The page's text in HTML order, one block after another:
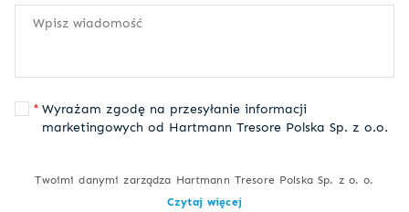
Wyrażam zgodę na przesyłanie informacji
marketingowych od Hartmann Tresore Polska Sp. z o.o.
Twoimi danymi zarządza Hartmann Tresore Polska Sp. z o. o.
Czytaj więcej